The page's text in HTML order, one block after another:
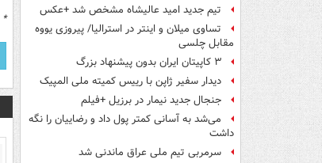
تیم جدید امید عالیشاه مشخص شد +عکس
تساوی میلان و اینتر در استرالیا/ پیروزی یووه
مقابل چلسی
۳ کاپیتان ایران بدون پیشنهاد بزرگ
دیدار سفیر ژاپن با رییس کمیته ملی المپیک
جنجال جدید نیمار در برزیل +فیلم
می‌شد به آسانی کمتر پول داد و رضاییان را نگه
داشت
سرمربی تیم ملی عراق ماندنی شد
*